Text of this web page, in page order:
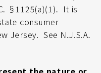
§1125(a)(1). It is
consumer
Jersey. See N.J.S.A.